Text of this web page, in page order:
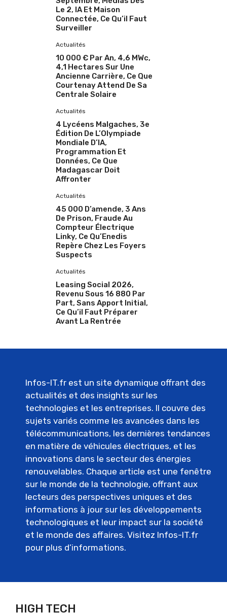
Le 2, IA Et Maison
Connectée, Ce Qu’il Faut
Surveiller
Actualités
10 000 € Par An, 4,6 MWc,
4,1 Hectares Sur Une
Ancienne Carrière, Ce Que
Courtenay Attend De Sa
Centrale Solaire
Actualités
4 Lycéens Malgaches, 3e
Édition De L’Olympiade
Mondiale D’IA,
Programmation Et
Données, Ce Que
Madagascar Doit
Affronter
Actualités
45 000 D’amende, 3 Ans
De Prison, Fraude Au
Compteur Électrique
Linky, Ce Qu’Enedis
Repère Chez Les Foyers
Suspects
Actualités
Leasing Social 2026,
Revenu Sous 16 880 Par
Part, Sans Apport Initial,
Ce Qu’il Faut Préparer
Avant La Rentrée
Infos-IT.fr est un site dynamique offrant des
actualités et des insights sur les
technologies et les entreprises. Il couvre des
sujets variés comme les avancées dans les
télécommunications, les dernières tendances
en matière de véhicules électriques, et les
innovations dans le secteur des énergies
renouvelables. Chaque article est une fenêtre
sur le monde de la technologie, offrant aux
lecteurs des perspectives uniques et des
informations à jour sur les développements
technologiques et leur impact sur la société
et le monde des affaires. Visitez Infos-IT.fr
pour plus d’informations.
HIGH TECH